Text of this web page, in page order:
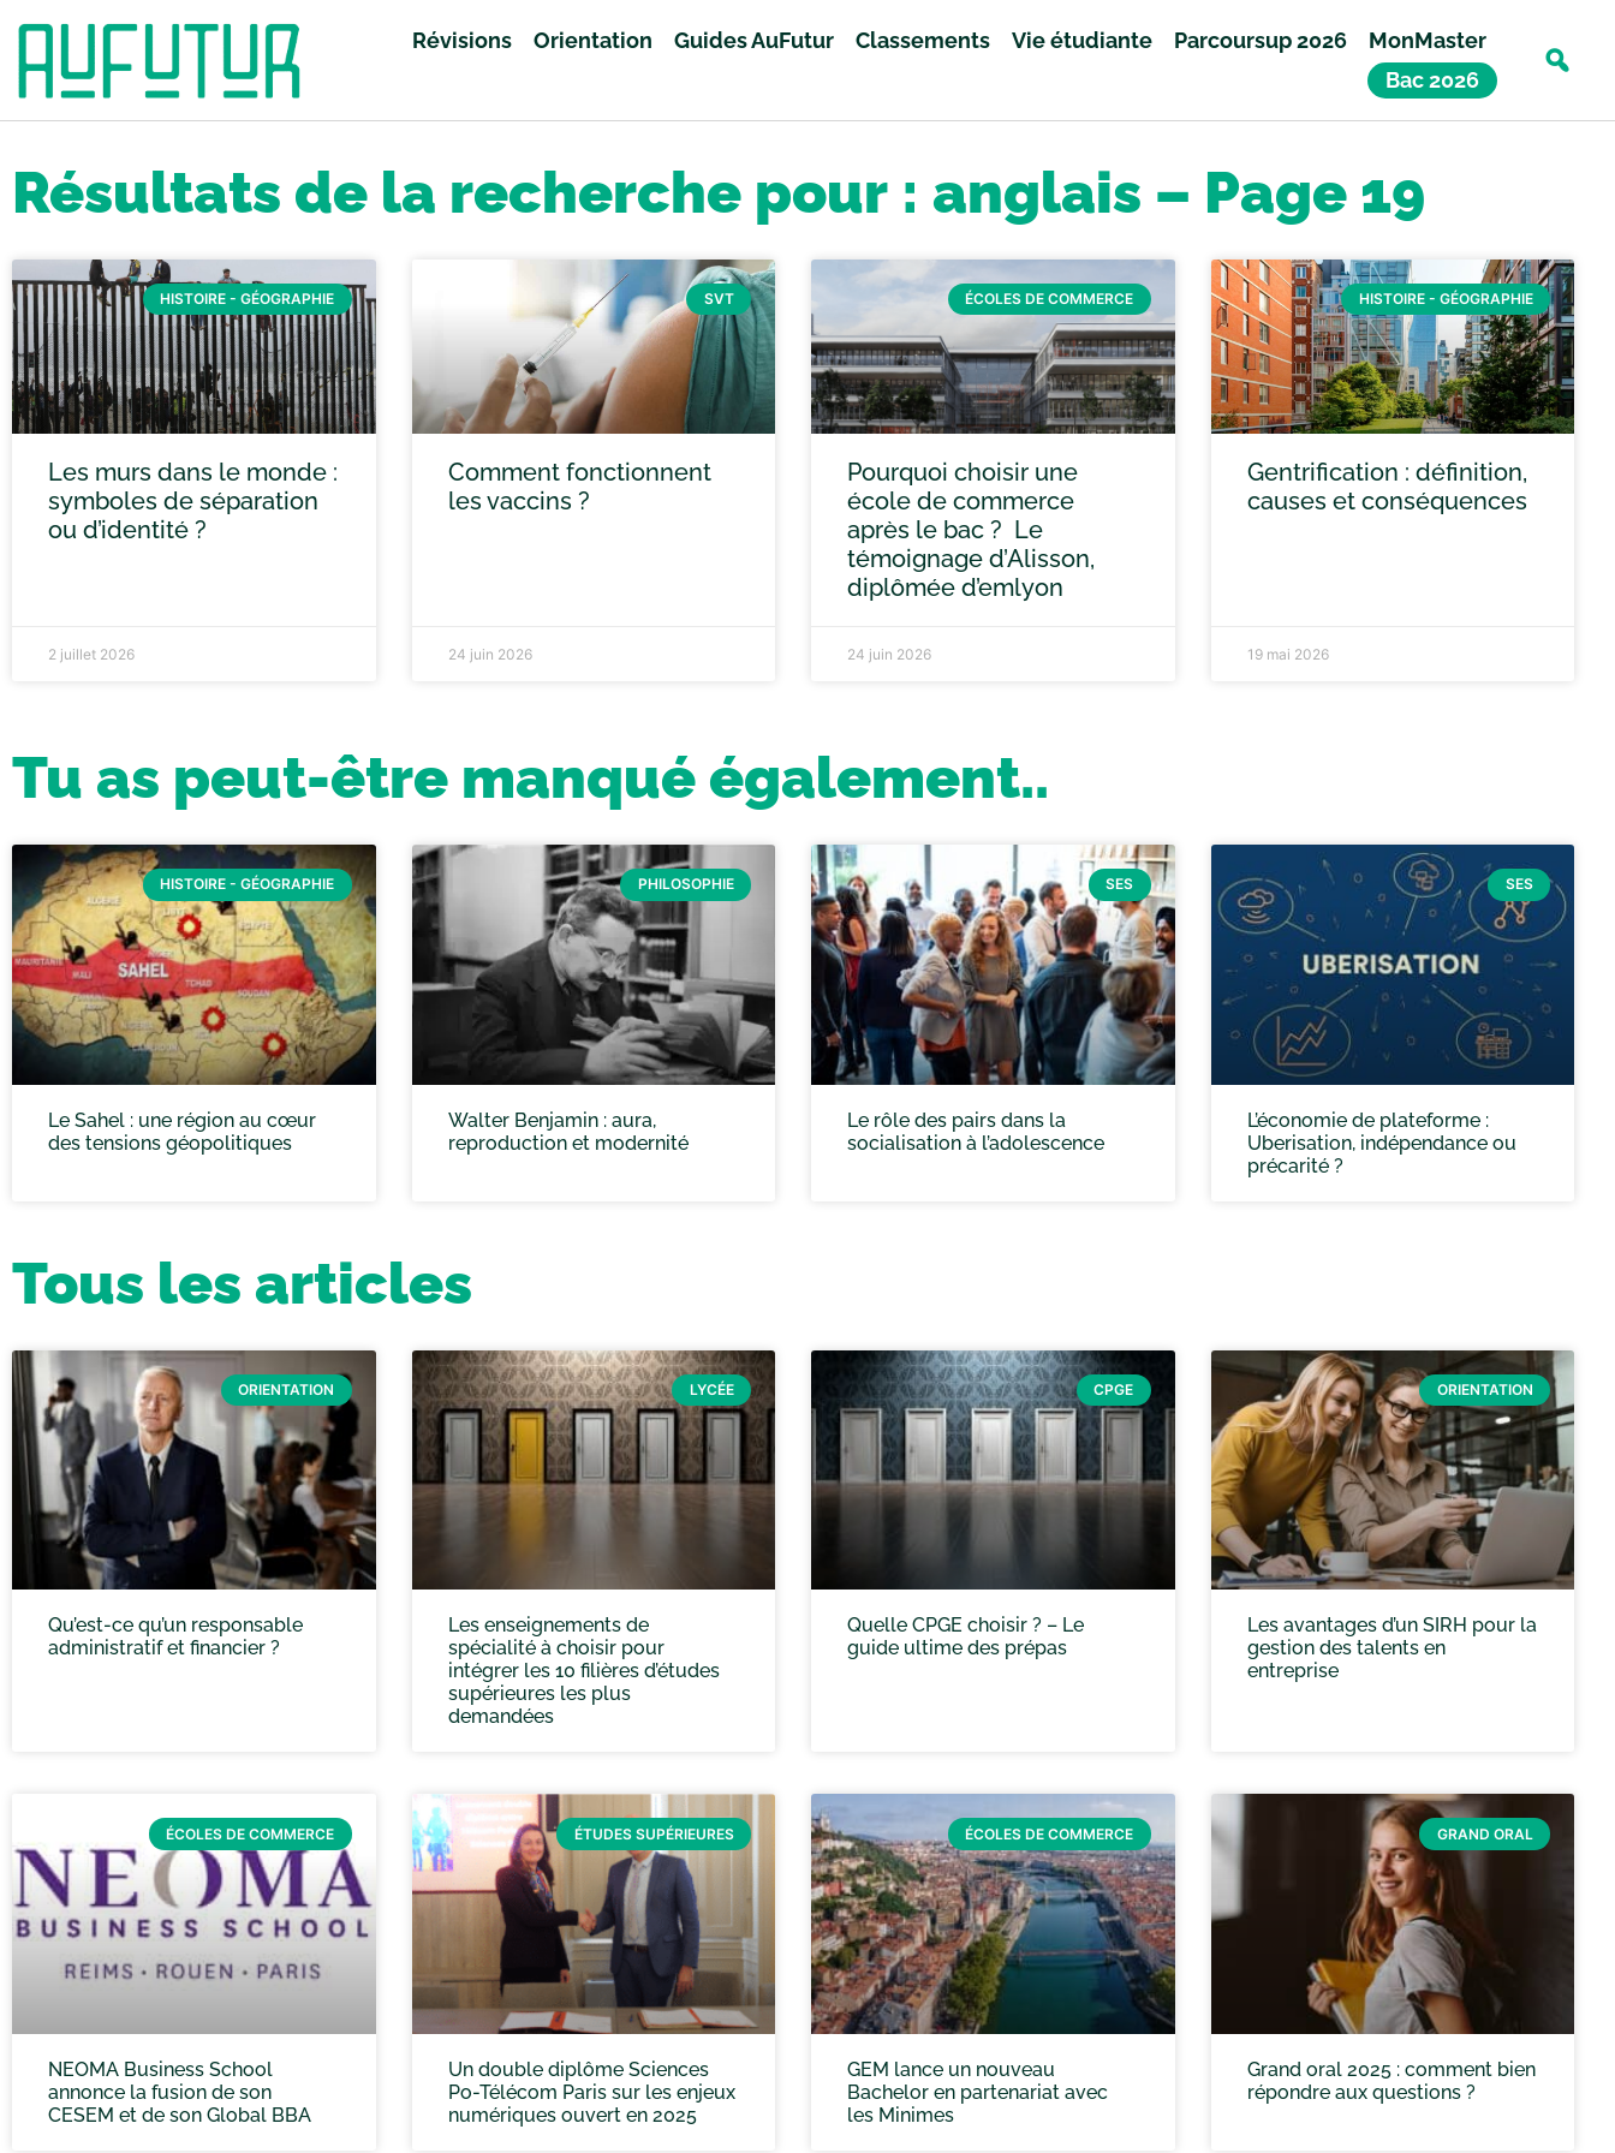
Révisions Orientation Guides AuFutur Classements Vie étudiante Parcoursup 2026
MonMaster
Bac 2026
Résultats de la recherche pour : anglais – Page 19
HISTOIRE - GÉOGRAPHIE
Les murs dans le monde :
symboles de séparation
ou d’identité ?
2 juillet 2026
SVT
Comment fonctionnent
les vaccins ?
24 juin 2026
ÉCOLES DE COMMERCE
Pourquoi choisir une
école de commerce
après le bac ? Le
témoignage d’Alisson,
diplômée d’emlyon
24 juin 2026
HISTOIRE - GÉOGRAPHIE
Gentrification : définition,
causes et conséquences
19 mai 2026
Tu as peut-être manqué également..
HISTOIRE - GÉOGRAPHIE
Le Sahel : une région au cœur
des tensions géopolitiques
PHILOSOPHIE
Walter Benjamin : aura,
reproduction et modernité
SES
Le rôle des pairs dans la
socialisation à l’adolescence
SES
L’économie de plateforme :
Uberisation, indépendance ou
précarité ?
Tous les articles
ORIENTATION
Qu’est-ce qu’un responsable
administratif et financier ?
LYCÉE
Les enseignements de
spécialité à choisir pour
intégrer les 10 filières d’études
supérieures les plus
demandées
CPGE
Quelle CPGE choisir ? – Le
guide ultime des prépas
ORIENTATION
Les avantages d’un SIRH pour la
gestion des talents en
entreprise
ÉCOLES DE COMMERCE
NEOMA Business School
annonce la fusion de son
CESEM et de son Global BBA
ÉTUDES SUPÉRIEURES
Un double diplôme Sciences
Po-Télécom Paris sur les enjeux
numériques ouvert en 2025
ÉCOLES DE COMMERCE
GEM lance un nouveau
Bachelor en partenariat avec
les Minimes
GRAND ORAL
Grand oral 2025 : comment bien
répondre aux questions ?